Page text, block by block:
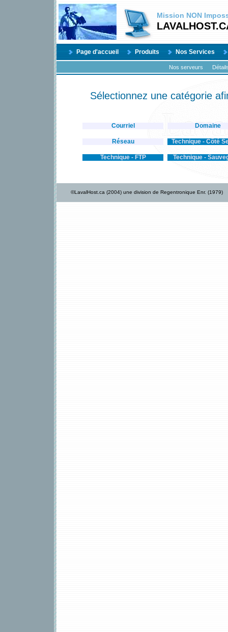
Mission NON
Page d'accueil Produits Nos Services
Nos serveurs
Sélectionnez une catégorie
Courriel Domaine
Réseau Technique - Côté
Technique - FTP Technique -
©LavalHost.ca (2004) une division de Regentronique Enr. (1979)